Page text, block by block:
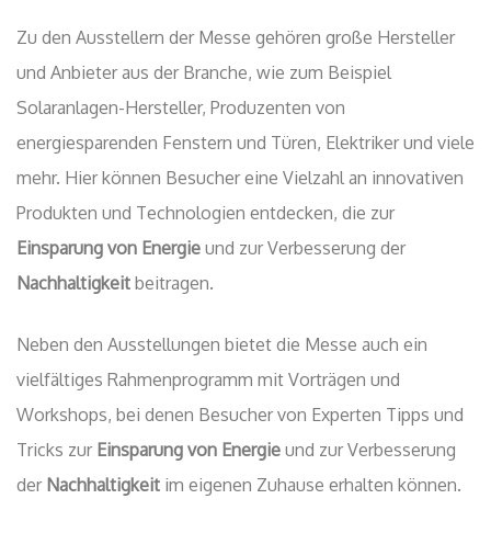
Zu den Ausstellern der Messe gehören große Hersteller
und Anbieter aus der Branche, wie zum Beispiel
Solaranlagen-Hersteller, Produzenten von
energiesparenden Fenstern und Türen, Elektriker und viele
mehr. Hier können Besucher eine Vielzahl an innovativen
Produkten und Technologien entdecken, die zur
Einsparung von Energie und zur Verbesserung der
Nachhaltigkeit beitragen.
Neben den Ausstellungen bietet die Messe auch ein
vielfältiges Rahmenprogramm mit Vorträgen und
Workshops, bei denen Besucher von Experten Tipps und
Tricks zur Einsparung von Energie und zur Verbesserung
der Nachhaltigkeit im eigenen Zuhause erhalten können.